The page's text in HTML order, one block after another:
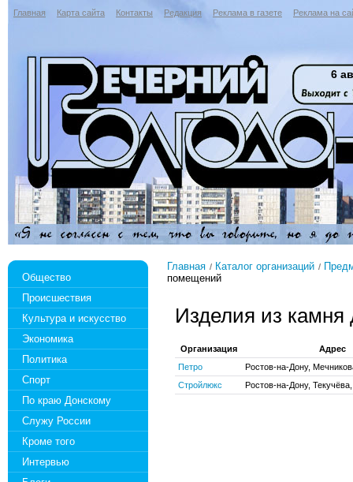
Главная Карта сайта Контакты Редакция Реклама в газете Реклама на
6
Общество
Происшествия
Культура и искусство
Экономика
Политика
Спорт
По краю Донскому
Служу России
Кроме того
Интервью
Главная Каталог организаций
помещений
Изделия из
Организация
Адрес
Петро
Ростов-на-Дону,
Стройлюкс
Ростов-на-Дону,